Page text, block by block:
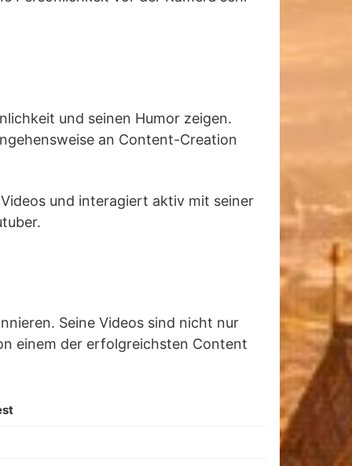
und seinen Humor zeigen.
an Content-Creation
und interagiert aktiv mit seiner
Seine Videos sind nicht nur
einem der erfolgreichsten Content